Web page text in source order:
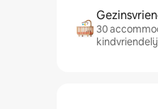
30